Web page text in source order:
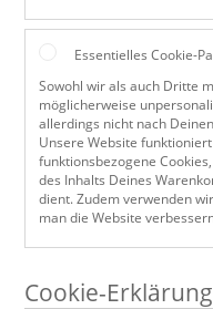
Essentielles Cookie-
Sowohl wir als auch Dritte
möglicherweise
allerdings nicht nach
Unsere Website
funktionsbezogene
des Inhalts Deines
dient. Zudem verwenden
man die Website
Cookie-Erklärung